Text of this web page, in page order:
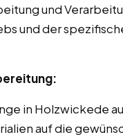
und
und der
in Holzwickede
auf die